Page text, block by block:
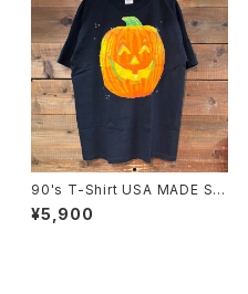
90's T-Shirt USA MADE SIZ
E:XL
¥5,900